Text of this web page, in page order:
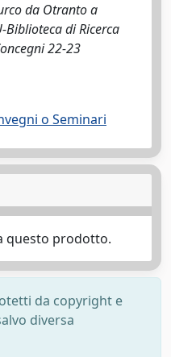
da Otranto a
Biblioteca di Ricerca
22-23
o Seminari
questo prodotto.
da copyright e
diversa